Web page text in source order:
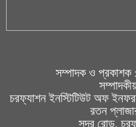
সম্পাদক ও প্রকাশক
চরফ্যাশন ইনস্টিটিউট অফ
রতন
সদর রোড,